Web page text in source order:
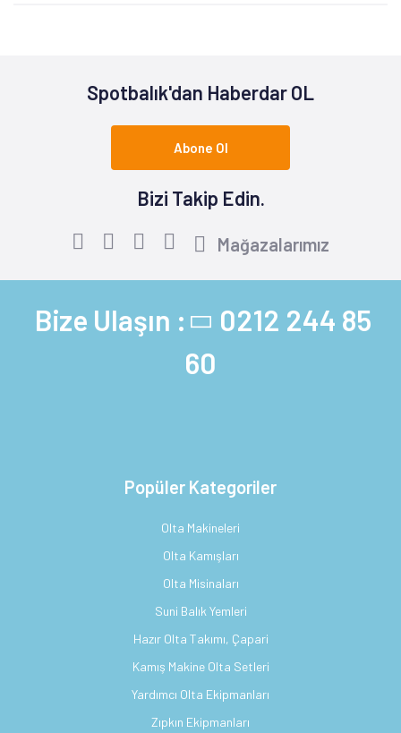
Spotbalık'dan Haberdar OL
Abone Ol
Bizi Takip Edin.
Mağazalarımız
Bize Ulaşın : 0212 244 85
60
Popüler Kategoriler
Olta Makineleri
Olta Kamışları
Olta Misinaları
Suni Balık Yemleri
Hazır Olta Takımı, Çapari
Kamış Makine Olta Setleri
Yardımcı Olta Ekipmanları
Zıpkın Ekipmanları